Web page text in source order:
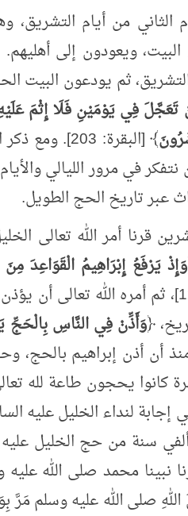
الثاني من أيام التشريق،
ويعودون إلى أهليهم.
ثم يودعون البيت
فِي يَوْمَيْنِ فَلَا إِثْمَ
﴾ [البقرة:
نتفكر في مرور الليالي
عبر تاريخ الحج الطويل.
قرنا أمر الله تعالى
وَإِذْ يَرْفَعُ إِبْرَاهِيمُ الْقَوَاعِدَ
﴾ [البقرة: 127]، ثم أمره الله
﴿وَأَذِّنْ فِي النَّاسِ بِالْحَجِّ
27]. ومنذ أن أذن إبراهيم
كانوا يحجون طاعة لله
إجابة لنداء الخليل عليه
سنة من حج الخليل
نبينا محمد صلى الله
صلى الله عليه وسلم مَرَّ